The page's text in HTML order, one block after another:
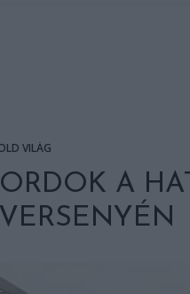
VILÁG
A